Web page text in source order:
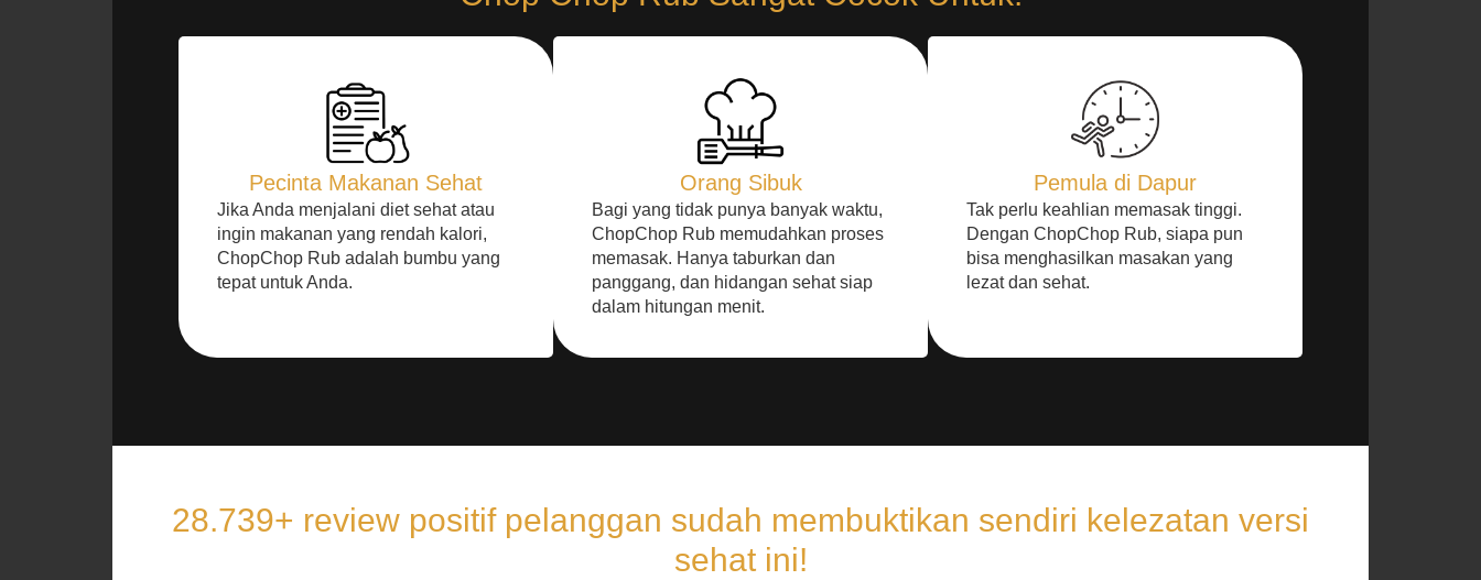
Pecinta Makanan Sehat
Jika Anda menjalani diet sehat atau
ingin makanan yang rendah kalori,
ChopChop Rub adalah bumbu yang
tepat untuk Anda.
Orang Sibuk
Bagi yang tidak punya banyak waktu,
ChopChop Rub memudahkan proses
memasak. Hanya taburkan dan
panggang, dan hidangan sehat siap
dalam hitungan menit.
Pemula di Dapur
Tak perlu keahlian memasak tinggi.
Dengan ChopChop Rub, siapa pun
bisa menghasilkan masakan yang
lezat dan sehat.
28.739+ review positif pelanggan sudah membuktikan sendiri kelezatan versi
sehat ini!